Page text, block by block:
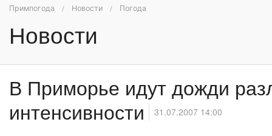
Примпогода Новости Погода
Новости
В Приморье идут дожди
интенсивности
31.07.2007 14:00